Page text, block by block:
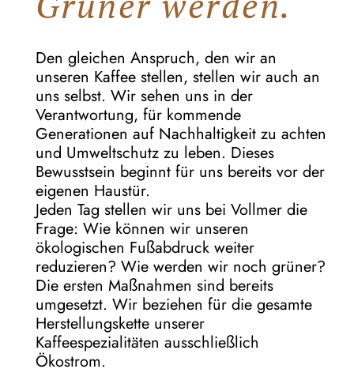
Den gleichen Anspruch, den wir an
unseren Kaffee stellen, stellen wir auch an
uns selbst. Wir sehen uns in der
Verantwortung, für kommende
Generationen auf Nachhaltigkeit zu achten
und Umweltschutz zu leben. Dieses
Bewusstsein beginnt für uns bereits vor der
eigenen Haustür.
Jeden Tag stellen wir uns bei Vollmer die
Frage: Wie können wir unseren
ökologischen Fußabdruck weiter
reduzieren? Wie werden wir noch grüner?
Die ersten Maßnahmen sind bereits
umgesetzt. Wir beziehen für die gesamte
Herstellungskette unserer
Kaffeespezialitäten ausschließlich
Ökostrom.